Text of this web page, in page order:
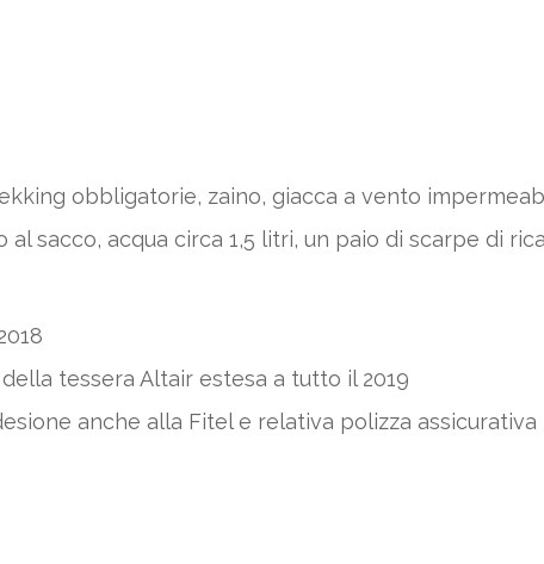
obbligatorie, zaino, giacca a vento
sacco, acqua circa 1,5 litri, un paio di scarpe di
tessera Altair estesa a tutto il 2019
anche alla Fitel e relativa polizza assicurativa